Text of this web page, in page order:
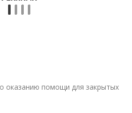
оказанию помощи для закрытых